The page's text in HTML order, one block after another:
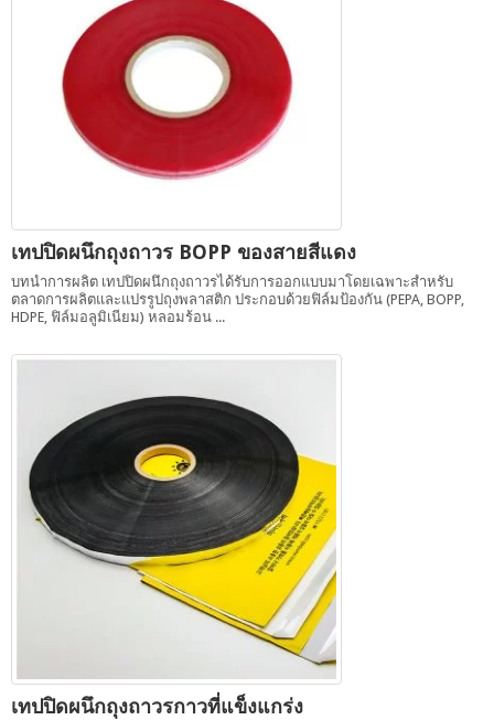
เทปปิดผนึกถุงถาวร BOPP ของสายสีแดง
บทนำการผลิต เทปปิดผนึกถุงถาวรได้รับการออกแบบมาโดยเฉพาะสำหรับ
ตลาดการผลิตและแปรรูปถุงพลาสติก ประกอบด้วยฟิล์มป้องกัน (PEPA, BOPP,
HDPE, ฟิล์มอลูมิเนียม) หลอมร้อน ...
เทปปิดผนึกถุงถาวรกาวที่แข็งแกร่ง